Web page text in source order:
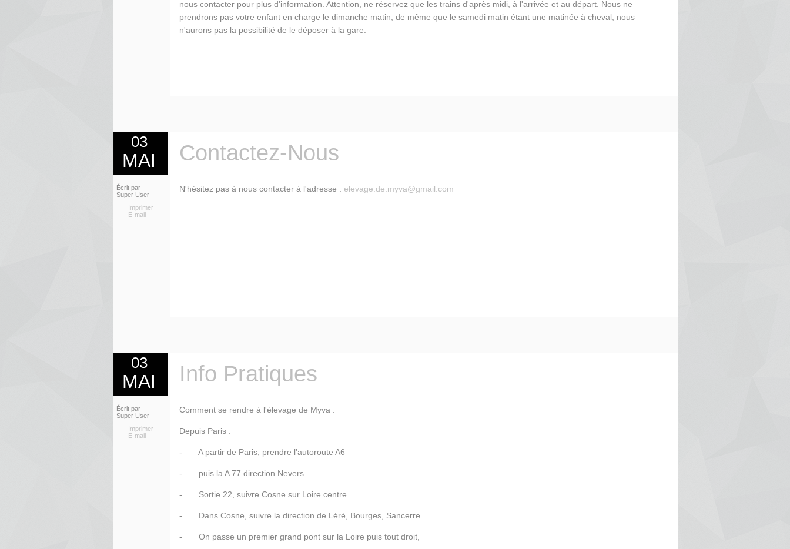
nous contacter pour plus d'information. Attention, ne réservez que les trains d'après midi, à l'arrivée et au départ. Nous ne
prendrons pas votre enfant en charge le dimanche matin, de même que le samedi matin étant une matinée à cheval, nous
n'aurons pas la possibilité de le déposer à la gare.
03
MAI
Écrit par
Super User
Imprimer
E-mail
Contactez-Nous
N'hésitez pas à nous contacter à l'adresse : elevage.de.myva@gmail.com
03
MAI
Écrit par
Super User
Imprimer
E-mail
Info Pratiques
Comment se rendre à l'élevage de Myva :
Depuis Paris :
- A partir de Paris, prendre l’autoroute A6
- puis la A 77 direction Nevers.
- Sortie 22, suivre Cosne sur Loire centre.
- Dans Cosne, suivre la direction de Léré, Bourges, Sancerre.
- On passe un premier grand pont sur la Loire puis tout droit,